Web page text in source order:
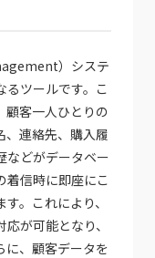
）システ
るツールです。こ
顧客一人ひとりの
、連絡先、購入履
などがデータベー
着信時に即座にこ
。これにより、
が可能となり、
に、顧客データを